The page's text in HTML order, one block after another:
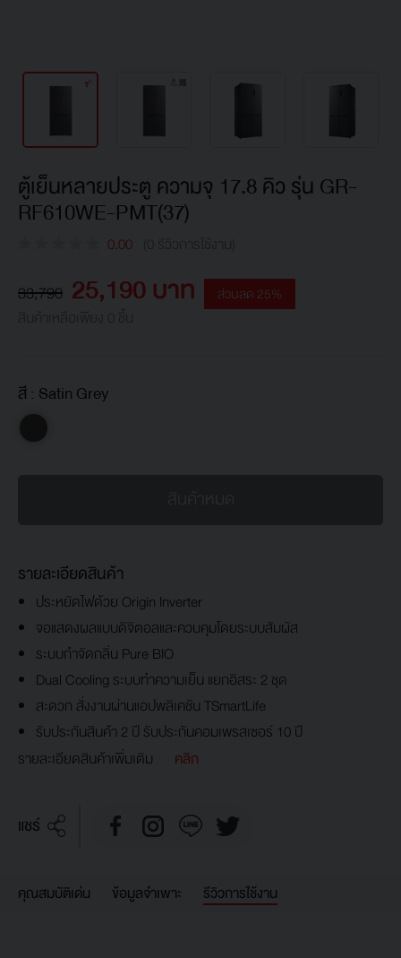
ตู้เย็นหลายประตู ความจุ 17.8 คิว รุ่น GR-
RF610WE-PMT(37)
0.00
33,790 25,190 บาท ส่วนลด 25%
สี : Satin Grey
รายละเอียดสินค้า
ประหยัดไฟด้วย Origin Inverter
จอแสดงผลแบบดิจิตอลและควบคุมโดยระบบสัมผัส
ระบบกำจัดกลิ่น Pure BIO
Dual Cooling ระบบทำความเย็น แยกอิสระ 2 ชุด
สะดวก สั่งงานผ่านแอปพลิเคชัน TSmartLife
รับประกันสินค้า 2 ปี รับประกันคอมเพรสเซอร์ 10 ปี
รายละเอียดสินค้าเพิ่มเติม
คลิก
แชร์
คุณสมบัติเด่น ข้อมูลจำเพาะ รีวิวการใช้งาน